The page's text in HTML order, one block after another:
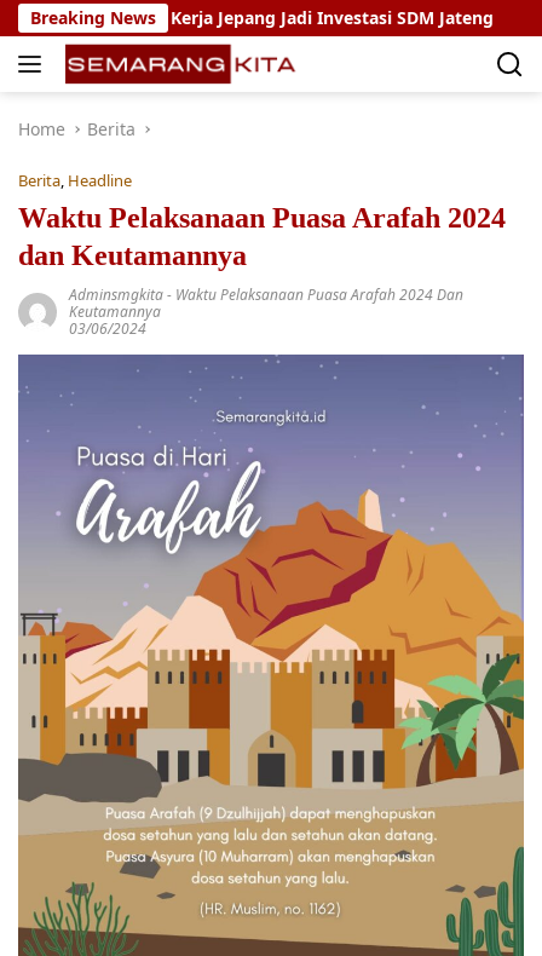
Skip
to
content
Breaking News
Kerja Jepang Jadi Investasi SDM Jateng Setya
Home Berita
Berita, Headline
Waktu Pelaksanaan Puasa Arafah 2024
dan Keutamannya
Adminsmgkita- Waktu Pelaksanaan Puasa Arafah 2024 Dan
Keutamannya
03/06/2024